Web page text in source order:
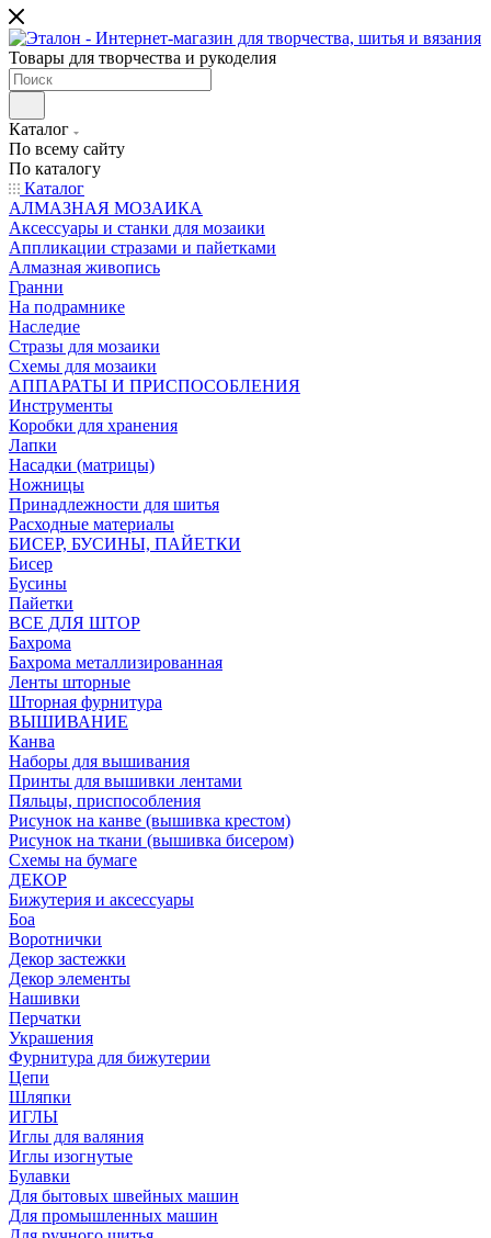
Товары для творчества и рукоделия
Каталог
По всему сайту
По каталогу
Каталог
АЛМАЗНАЯ МОЗАИКА
Аксессуары и станки для мозаики
Аппликации стразами и пайетками
Алмазная живопись
Гранни
На подрамнике
Наследие
Стразы для мозаики
Схемы для мозаики
АППАРАТЫ И ПРИСПОСОБЛЕНИЯ
Инструменты
Коробки для хранения
Лапки
Насадки (матрицы)
Ножницы
Принадлежности для шитья
Расходные материалы
БИСЕР, БУСИНЫ, ПАЙЕТКИ
Бисер
Бусины
Пайетки
ВСЕ ДЛЯ ШТОР
Бахрома
Бахрома металлизированная
Ленты шторные
Шторная фурнитура
ВЫШИВАНИЕ
Канва
Наборы для вышивания
Принты для вышивки лентами
Пяльцы, приспособления
Рисунок на канве (вышивка крестом)
Рисунок на ткани (вышивка бисером)
Схемы на бумаге
ДЕКОР
Бижутерия и аксессуары
Боа
Воротнички
Декор застежки
Декор элементы
Нашивки
Перчатки
Украшения
Фурнитура для бижутерии
Цепи
Шляпки
ИГЛЫ
Иглы для валяния
Иглы изогнутые
Булавки
Для бытовых швейных машин
Для промышленных машин